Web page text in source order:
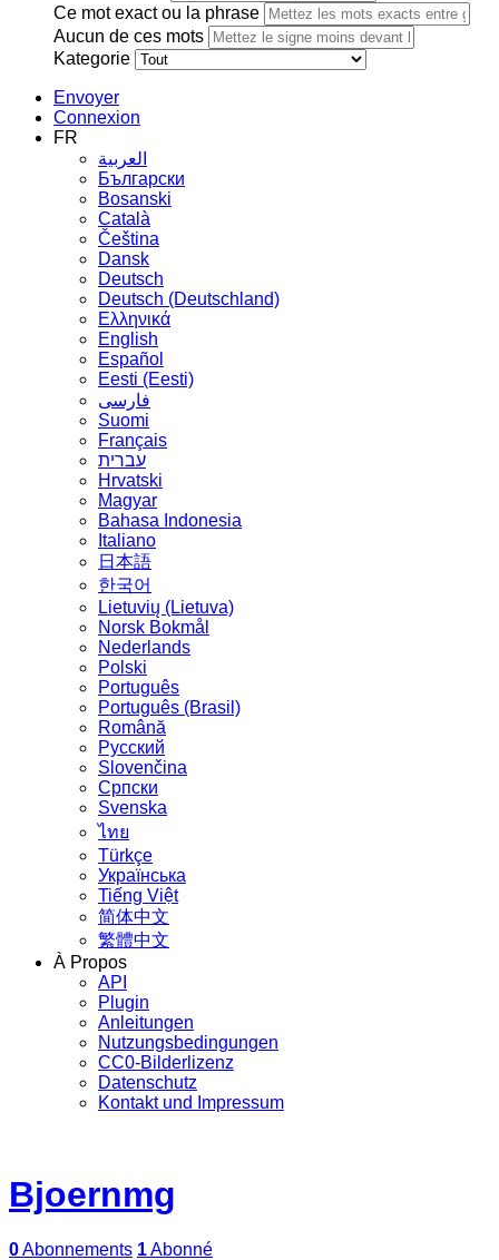
Ce mot exact ou la phrase
Aucun de ces mots
Kategorie
Envoyer
Connexion
FR
العربية
Български
Bosanski
Сatalà
Čeština
Dansk
Deutsch
Deutsch (Deutschland)
Ελληνικά
English
Español
Eesti (Eesti)
فارسی
Suomi
Français
עברית
Hrvatski
Magyar
Bahasa Indonesia
Italiano
日本語
한국어
Lietuvių (Lietuva)
‪Norsk Bokmål‬
Nederlands
Polski
Português
Português (Brasil)
Română
Русский
Slovenčina
Српски
Svenska
ไทย
Türkçe
Українська
Tiếng Việt
简体中文
繁體中文
À Propos
API
Plugin
Anleitungen
Nutzungsbedingungen
CC0-Bilderlizenz
Datenschutz
Kontakt und Impressum
Bjoernmg
0Abonnements 1Abonné